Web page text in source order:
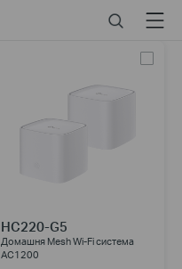
SearchMenu
HC220-G5
Домашня Mesh Wi-Fi система
AC1200